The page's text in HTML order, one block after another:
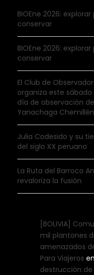
BIOEne 2026:
conservar
BIOEne 2026:
conservar
El Club de
organiza este
día de observación
Yanachaga Chemillén
Julia Codesido y su
del siglo XX peruano
La Ruta del Barroco
revaloriza la fusión
[BOLIVIA]
mil plantones
amenazados
Para Viajeros en
destrucción de